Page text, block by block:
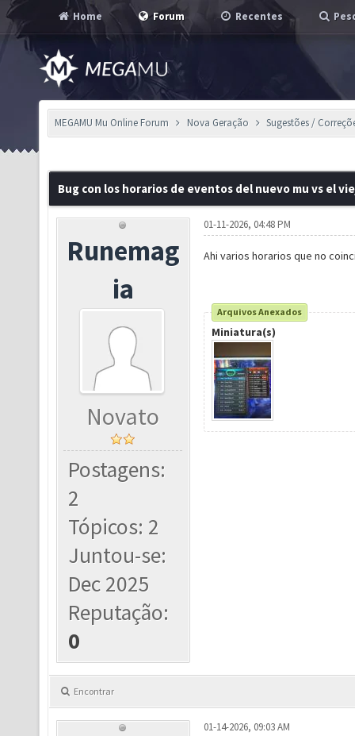
Home Forum Recentes
MEGAMU Mu Online Forum Nova Geração Sugestões /
Bug con los horarios de eventos del nuevo mu vs el
Runemag
ia
Novato
Postagens:
2
Tópicos: 2
Juntou-se:
Dec 2025
Reputação:
0
01-11-2026, 04:48 PM
Ahi varios horarios que no
Arquivos Anexados
Miniatura(s)
Encontrar
01-14-2026, 09:03 AM